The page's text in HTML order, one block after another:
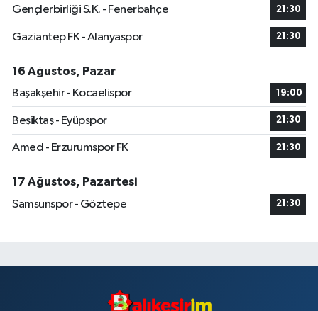
Gençlerbirliği S.K. - Fenerbahçe 21:30
Gaziantep FK - Alanyaspor 21:30
16 Ağustos, Pazar
Başakşehir - Kocaelispor
19:00
Beşiktaş - Eyüpspor 21:30
Amed - Erzurumspor FK 21:30
17 Ağustos, Pazartesi
Samsunspor - Göztepe
21:30